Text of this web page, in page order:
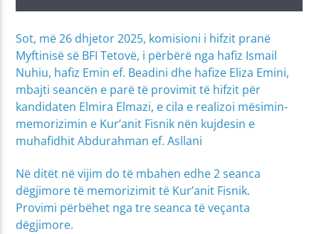
Sot, më 26 dhjetor 2025, komisioni i hifzit pranë
Myftinisë së BFI Tetovë, i përbërë nga hafiz Ismail
Nuhiu, hafiz Emin ef. Beadini dhe hafize Eliza Emini,
mbajti seancën e parë të provimit të hifzit për
kandidaten Elmira Elmazi, e cila e realizoi mësimin-
memorizimin e Kur’anit Fisnik nën kujdesin e
muhafidhit Abdurahman ef. Asllani
Në ditët në vijim do të mbahen edhe 2 seanca
dëgjimore të memorizimit të Kur’anit Fisnik.
Provimi përbëhet nga tre seanca të veçanta
dëgjimore.